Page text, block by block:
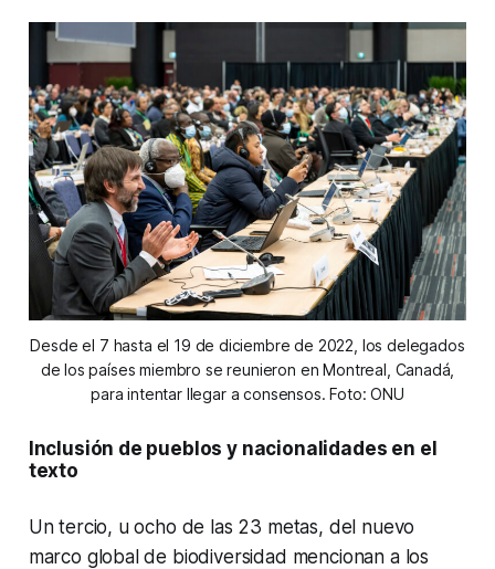
Desde el 7 hasta el 19 de diciembre de 2022, los delegados
de los países miembro se reunieron en Montreal, Canadá,
para intentar llegar a consensos. Foto: ONU
Inclusión de pueblos y nacionalidades en el
texto
Un tercio, u ocho de las 23 metas, del nuevo
marco global de biodiversidad mencionan a los